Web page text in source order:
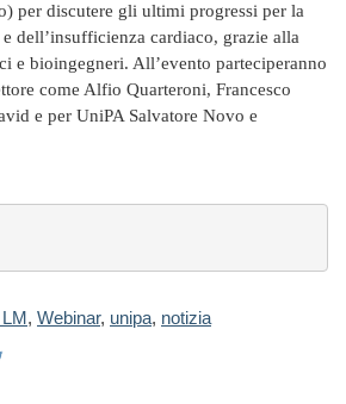
per discutere gli ultimi progressi per la
dell’insufficienza cardiaco, grazie alla
e bioingegneri. All’evento parteciperanno
come Alfio Quarteroni, Francesco
e per UniPA Salvatore Novo e
, Webinar, unipa, notizia